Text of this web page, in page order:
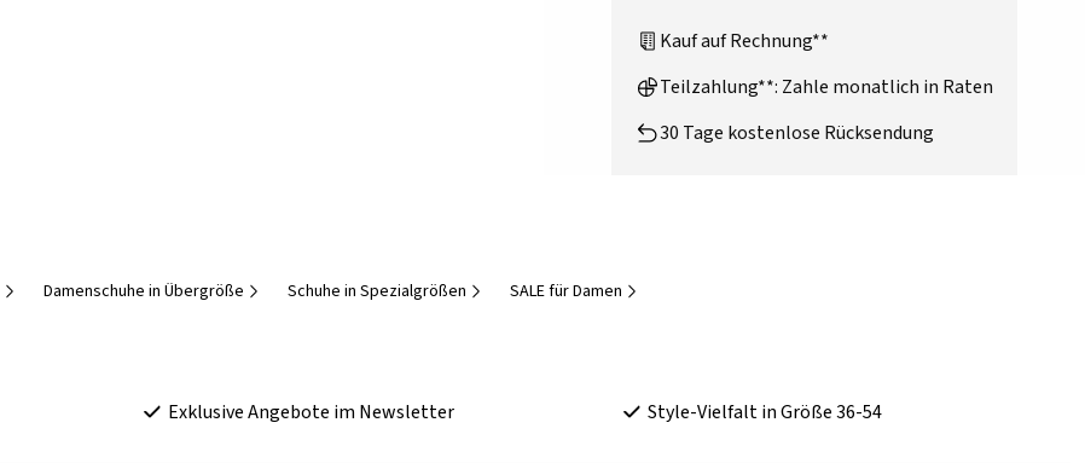
Kauf auf Rechnung**
Teilzahlung**: Zahle monatlich in Raten
30 Tage kostenlose Rücksendung
Damenschuhe in Übergröße Schuhe in Spezialgrößen SALE für Damen
Exklusive Angebote im Newsletter Style-Vielfalt in Größe 36-54